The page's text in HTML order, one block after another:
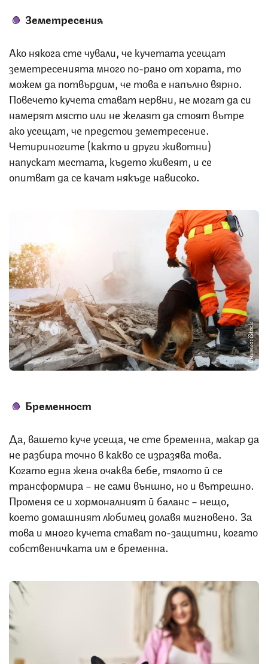
Земетресения
Ако някога сте чували, че кучетата усещат
земетресенията много по-рано от хората, то
можем да потвърдим, че това е напълно вярно.
Повечето кучета стават нервни, не могат да си
намерят място или не желаят да стоят вътре
ако усещат, че предстои земетресение.
Четириногите (както и други животни)
напускат местата, където живеят, и се
опитват да се качат някъде нависоко.
Снимка: iStock
Бременност
Да, вашето куче усеща, че сте бременна, макар да
не разбира точно в какво се изразява това.
Когато една жена очаква бебе, тялото й се
трансформира – не сами външно, но и вътрешно.
Променя се и хормоналният й баланс – нещо,
което домашният любимец долавя мигновено. За
това и много кучета стават по-защитни, когато
собственичката им е бременна.